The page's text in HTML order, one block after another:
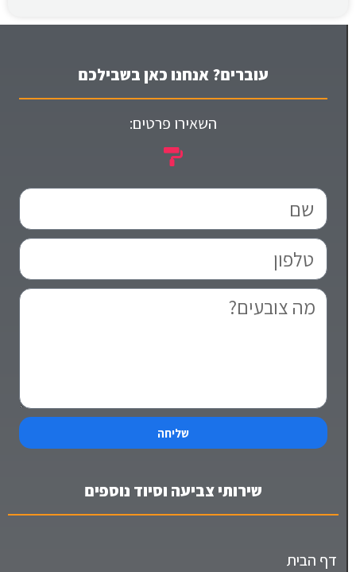
עוברים? אנחנו כאן בשבילכם
השאירו פרטים:
שליחה
שירותי צביעה וסיוד נוספים
דף הבית